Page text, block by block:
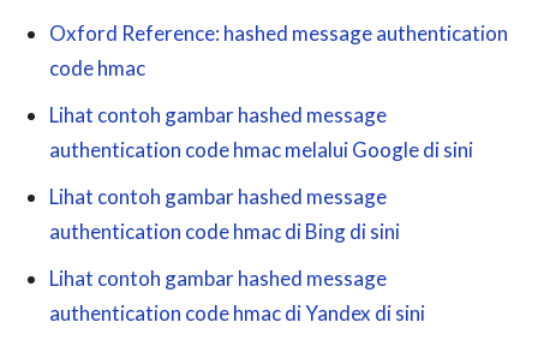
Oxford Reference: hashed message authentication
code hmac
Lihat contoh gambar hashed message
authentication code hmac melalui Google di sini
Lihat contoh gambar hashed message
authentication code hmac di Bing di sini
Lihat contoh gambar hashed message
authentication code hmac di Yandex di sini